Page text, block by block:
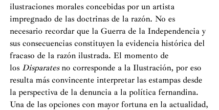
ilustraciones morales concebidas por un artista
impregnado de las doctrinas de la razón. No es
necesario recordar que la Guerra de la Independencia y
sus consecuencias constituyen la evidencia histórica del
fracaso de la razón ilustrada. El momento de
los Disparatesno corresponde a la Ilustración, por eso
resulta más convincente interpretar las estampas desde
la perspectiva de la denuncia a la política fernandina.
Una de las opciones con mayor fortuna en la actualidad,